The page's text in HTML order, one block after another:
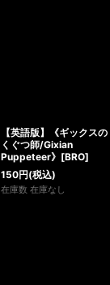
【英語版】《ギックスの
くぐつ師/Gixian
Puppeteer》[BRO]
150円(税込)
在庫数 在庫なし